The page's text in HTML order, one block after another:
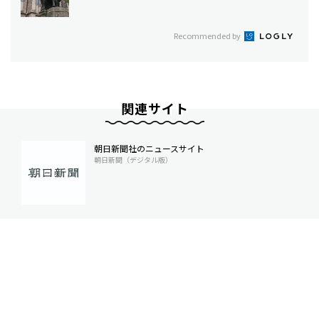
Recommended by
関連サイト
朝日新聞社のニュースサイト
朝日新聞（デジタル版）